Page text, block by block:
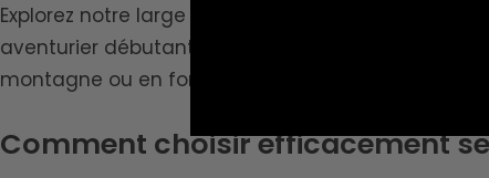
Explorez notre large
aventurier débutant ou chevronné. Nos raquettes
montagne ou en forêt. Découvrez des modèles
Comment choisir efficacement